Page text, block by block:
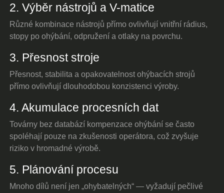
2. Výběr nástrojů a V-matice
Různé kombinace nástrojů přímo ovlivňují vnitřní rádius,
stopy po ohýbání, odpružení a otlaky na povrchu.
3. Přesnost stroje
Přesnost, stabilita a opakovatelnost ohýbacích strojů
přímo ovlivňují dlouhodobou konzistenci výroby.
4. Akumulace procesních dat
Továrny bez databází kompenzace ohýbání se často
spoléhají pouze na zkušenosti operátora, což zvyšuje
riziko v hromadné výrobě.
5. Plánování procesu
Mnoho dílů není jen „ohybatelných“ — vyžadují pečlivé